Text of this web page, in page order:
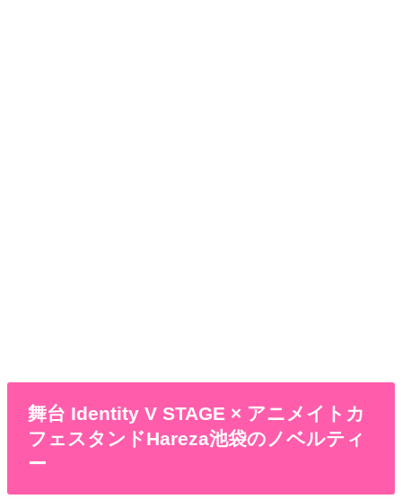
舞台 Identity V STAGE × アニメイトカ
フェスタンドHareza池袋のノベルティ
ー